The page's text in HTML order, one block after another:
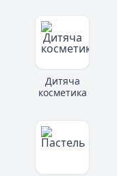
Дитяча
косметика